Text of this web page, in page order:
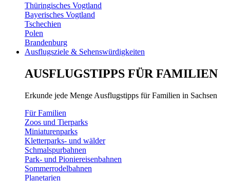
Thüringisches Vogtland
Bayerisches Vogtland
Tschechien
Polen
Brandenburg
Ausflugsziele & Sehenswürdigkeiten
AUSFLUGSTIPPS FÜR FAMILIEN
Erkunde jede Menge Ausflugstipps für Familien in Sachsen
Für Familien
Zoos und Tierparks
Miniaturenparks
Kletterparks- und wälder
Schmalspurbahnen
Park- und Pioniereisenbahnen
Sommerrodelbahnen
Planetarien